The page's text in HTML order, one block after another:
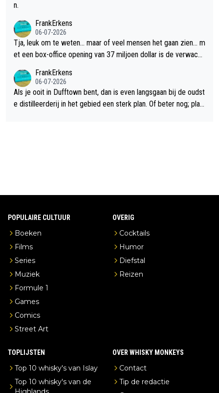
n.
FrankErkens
06-07-2026
Tja, leuk om te weten... maar of veel mensen het gaan zien... m
et een box-office opening van 37 miljoen dollar is de verwacht
FrankErkens
06-07-2026
Als je ooit in Dufftown bent, dan is even langsgaan bij de oudst
e distilleerderij in het gebied een sterk plan. Of beter nog; plan
POPULAIRE CULTUUR
Boeken
Films
Series
Muziek
Formule 1
Games
Comics
Street Art
OVERIG
Cocktails
Humor
Diefstal
Reizen
TOPLIJSTEN
Top 10 whisky's van Islay
Top 10 whisky's van de
OVER WHISKY MONKEYS
Contact
Tip de redactie